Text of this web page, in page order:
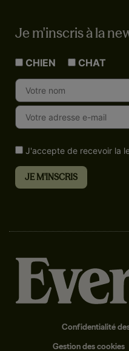
Je m'inscris à la
CHIEN CHAT
J'accepte de recevoir la
Confidentialité
Gestion des cookies